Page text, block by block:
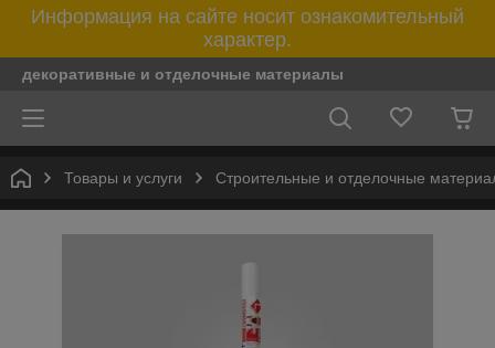
Информация на сайте носит ознакомительный
характер.
декоративные и отделочные материалы
Товары и услуги Строительные и отделочные